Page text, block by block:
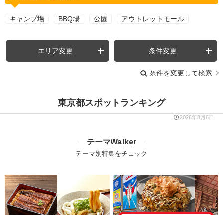
キャンプ場 BBQ場 公園 アウトレットモール
エリア変更 条件変更
条件を変更して検索
東京都スポットランキング
2026年8月6日
テーマWalker
テーマ別特集をチェック